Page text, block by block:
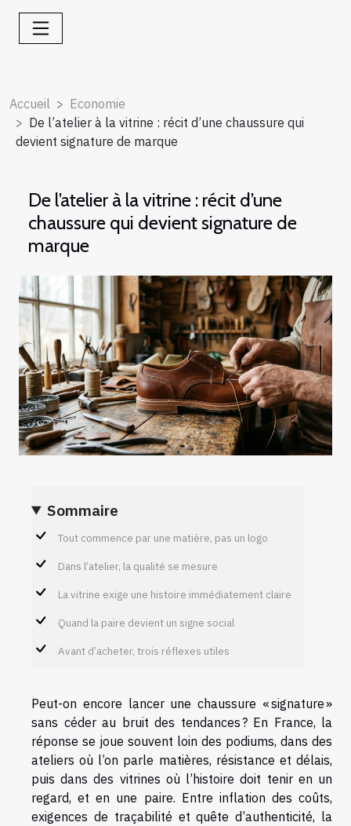
Accueil
Economie
De l’atelier à la vitrine : récit d’une chaussure qui
devient signature de marque
De l’atelier à la vitrine : récit d’une
chaussure qui devient signature de
marque
Sommaire
Tout commence par une matière, pas un logo
Dans l’atelier, la qualité se mesure
La vitrine exige une histoire immédiatement claire
Quand la paire devient un signe social
Avant d’acheter, trois réflexes utiles
Peut-on encore lancer une chaussure « signature »
sans céder au bruit des tendances ? En France, la
réponse se joue souvent loin des podiums, dans des
ateliers où l’on parle matières, résistance et délais,
puis dans des vitrines où l’histoire doit tenir en un
regard, et en une paire. Entre inflation des coûts,
exigences de traçabilité et quête d’authenticité, la